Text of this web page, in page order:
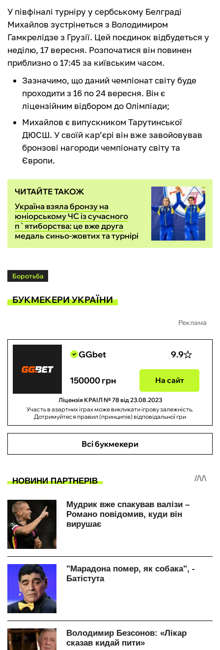
У півфіналі турніру у сербському Белграді
Михайлов зустрінеться з Володимиром
Гамкрелідзе з Грузії. Цей поєдинок відбудеться у
неділю, 17 вересня. Розпочатися він повинен
приблизно о 17:45 за київським часом.
Зазначимо, що даний чемпіонат світу буде
проходити з 16 по 24 вересня. Він є
ліцензійним відбором до Олімпіади;
Михайлов є випускником Тарутинської
ДЮСШ. У своїй кар’єрі він вже завойовував
бронзові нагороди чемпіонату світу та
Європи.
ЧИТАЙТЕ ТАКОЖ
Україна взяла бронзу на
юніорському ЧС із сучасного
п`ятиборства: це вже друга
медаль синьо-жовтих та турнірі
Боротьба
БУКМЕКЕРИ УКРАЇНИ
Реклама
GGbet 9.9
150000 грн На сайт
Ліцензія КРАІЛ № 78 від 23.08.2023
Участь в азартних іграх може викликати ігрову залежність.
Дотримуйтеся правил (принципів) відповідальної гри
Всі букмекери